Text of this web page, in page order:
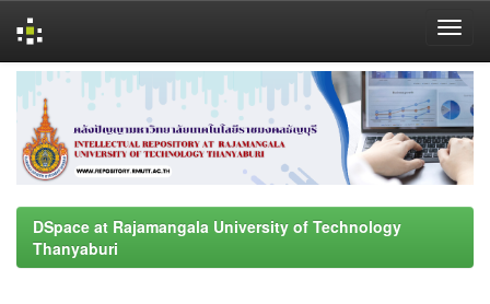
navigation
DSpace at Rajamangala University of Technology
Thanyaburi